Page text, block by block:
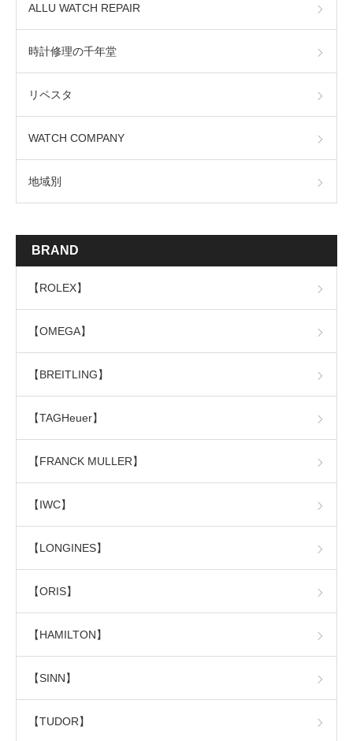
ALLU WATCH REPAIR
時計修理の千年堂
リペスタ
WATCH COMPANY
地域別
BRAND
【ROLEX】
【OMEGA】
【BREITLING】
【TAGHeuer】
【FRANCK MULLER】
【IWC】
【LONGINES】
【ORIS】
【HAMILTON】
【SINN】
【TUDOR】